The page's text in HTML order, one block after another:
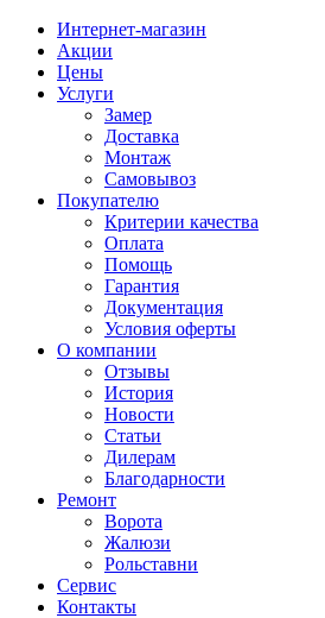
Интернет-магазин
Акции
Цены
Услуги
Замер
Доставка
Монтаж
Самовывоз
Покупателю
Критерии качества
Оплата
Помощь
Гарантия
Документация
Условия оферты
О компании
Отзывы
История
Новости
Статьи
Дилерам
Благодарности
Ремонт
Ворота
Жалюзи
Рольставни
Сервис
Контакты